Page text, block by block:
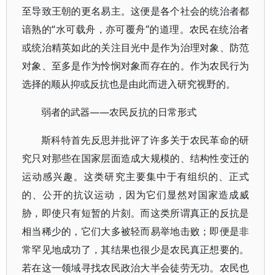
至导致王朝的更名易主。这便是各个社会的统治者都
谙熟的“水可载舟，亦可覆舟”的道理。农民在统治者
或统治精英如此的关注目光中是作为治理对象、防范
对象、至多是作为怜悯对象而存在的。作为农民行为
选择的顺从抑或反抗也是由此而进入研究视野的。
弱者的武器——农民反抗的日常形式
斯科特首先反思并批评了许多关于农民革命的研
究只对那些在国家层面造成大规模的、结构性变迁的
运动感兴趣。这类研究主要集中于有组织的、正式
的、公开的抗议运动，因为它们显然对国家造成威
胁，即使只有短暂的片刻。而这类所谓真正的反抗是
相当稀少的，它们大多被轻而易举地击败；即便是非
常罕见地成功了，其结果也很少是农民真正想要的。
若在这一领域寻找农民政治大半会徒劳无功。农民也